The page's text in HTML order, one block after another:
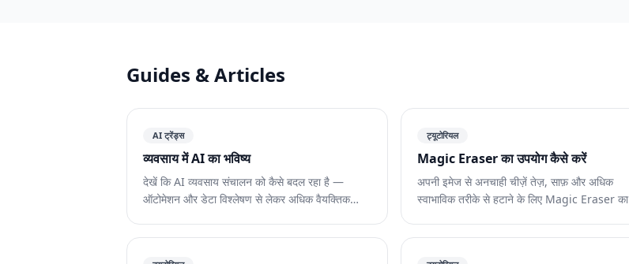
Guides & Articles
AI ट्रेंड्स
व्यवसाय में AI का भविष्य
देखें कि AI व्यवसाय संचालन को कैसे बदल रहा है —
ऑटोमेशन और डेटा विश्लेषण से लेकर अधिक वैयक्तिक
ट्यूटोरियल
Magic Eraser का उपयोग कैसे करें
अपनी इमेज से अनचाही चीज़ें तेज़, साफ़ और अधिक
स्वाभाविक तरीके से हटाने के लिए Magic Eraser का